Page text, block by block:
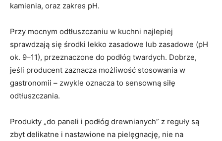
kamienia, oraz zakres pH.
Przy mocnym odtłuszczaniu w kuchni najlepiej
sprawdzają się środki lekko zasadowe lub zasadowe (pH
ok. 9–11), przeznaczone do podłóg twardych. Dobrze,
jeśli producent zaznacza możliwość stosowania w
gastronomii – zwykle oznacza to sensowną siłę
odtłuszczania.
Produkty „do paneli i podłóg drewnianych” z reguły są
zbyt delikatne i nastawione na pielęgnację, nie na